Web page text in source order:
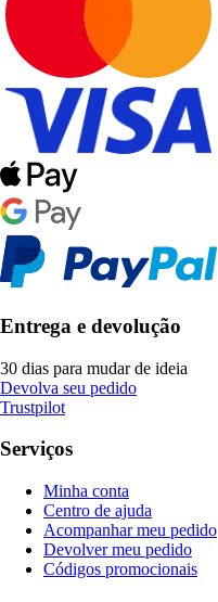
Entrega e devolução
30 dias para mudar de ideia
Devolva seu pedido
Trustpilot
Serviços
Minha conta
Centro de ajuda
Acompanhar meu pedido
Devolver meu pedido
Códigos promocionais